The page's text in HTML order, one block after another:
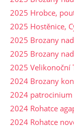
2025 Hrobce,
2025 Hostěnice,
2025 Brozany
2025 Brozany
2025 Velikonoční
2024 Brozany
2024 patrocinium
2024 Rohatce
2024 Rohatce